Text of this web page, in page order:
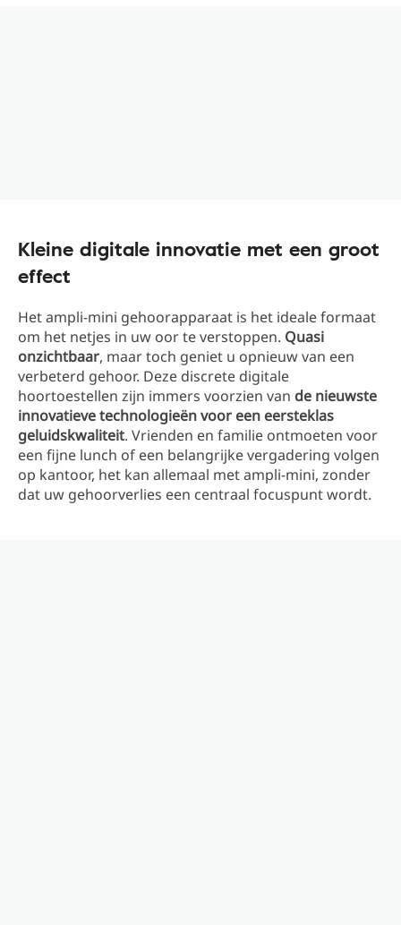
Kleine digitale innovatie met een groot
effect
Het ampli-mini gehoorapparaat is het ideale formaat
om het netjes in uw oor te verstoppen. Quasi
onzichtbaar, maar toch geniet u opnieuw van een
verbeterd gehoor. Deze discrete digitale
hoortoestellen zijn immers voorzien van de nieuwste
innovatieve technologieën voor een eersteklas
geluidskwaliteit. Vrienden en familie ontmoeten voor
een fijne lunch of een belangrijke vergadering volgen
op kantoor, het kan allemaal met ampli-mini, zonder
dat uw gehoorverlies een centraal focuspunt wordt.